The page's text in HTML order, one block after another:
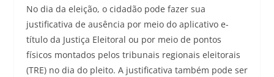
No dia da eleição, o cidadão pode fazer sua
justificativa de ausência por meio do aplicativo e-
título da Justiça Eleitoral ou por meio de pontos
físicos montados pelos tribunais regionais eleitorais
(TRE) no dia do pleito. A justificativa também pode ser